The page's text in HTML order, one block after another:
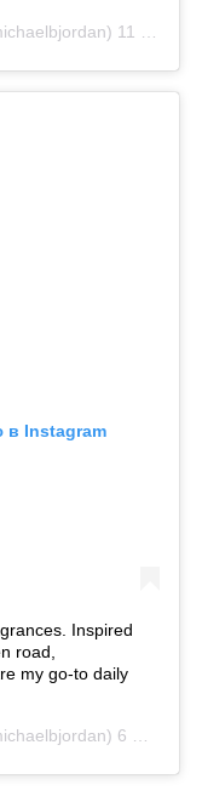
11 Янв 2019 в 10:18 PST
в Instagram
Inspired
road,
my go-to daily
6 Июн 2019 в 12:58 PDT